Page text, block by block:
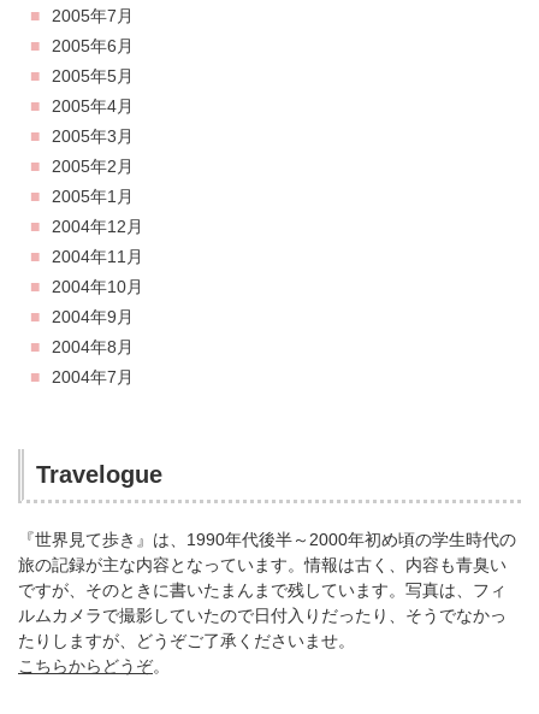
2005年7月
2005年6月
2005年5月
2005年4月
2005年3月
2005年2月
2005年1月
2004年12月
2004年11月
2004年10月
2004年9月
2004年8月
2004年7月
Travelogue
『世界見て歩き』は、1990年代後半～2000年初め頃の学生時代の
旅の記録が主な内容となっています。情報は古く、内容も青臭い
ですが、そのときに書いたまんまで残しています。写真は、フィ
ルムカメラで撮影していたので日付入りだったり、そうでなかっ
たりしますが、どうぞご了承くださいませ。
こちらからどうぞ。